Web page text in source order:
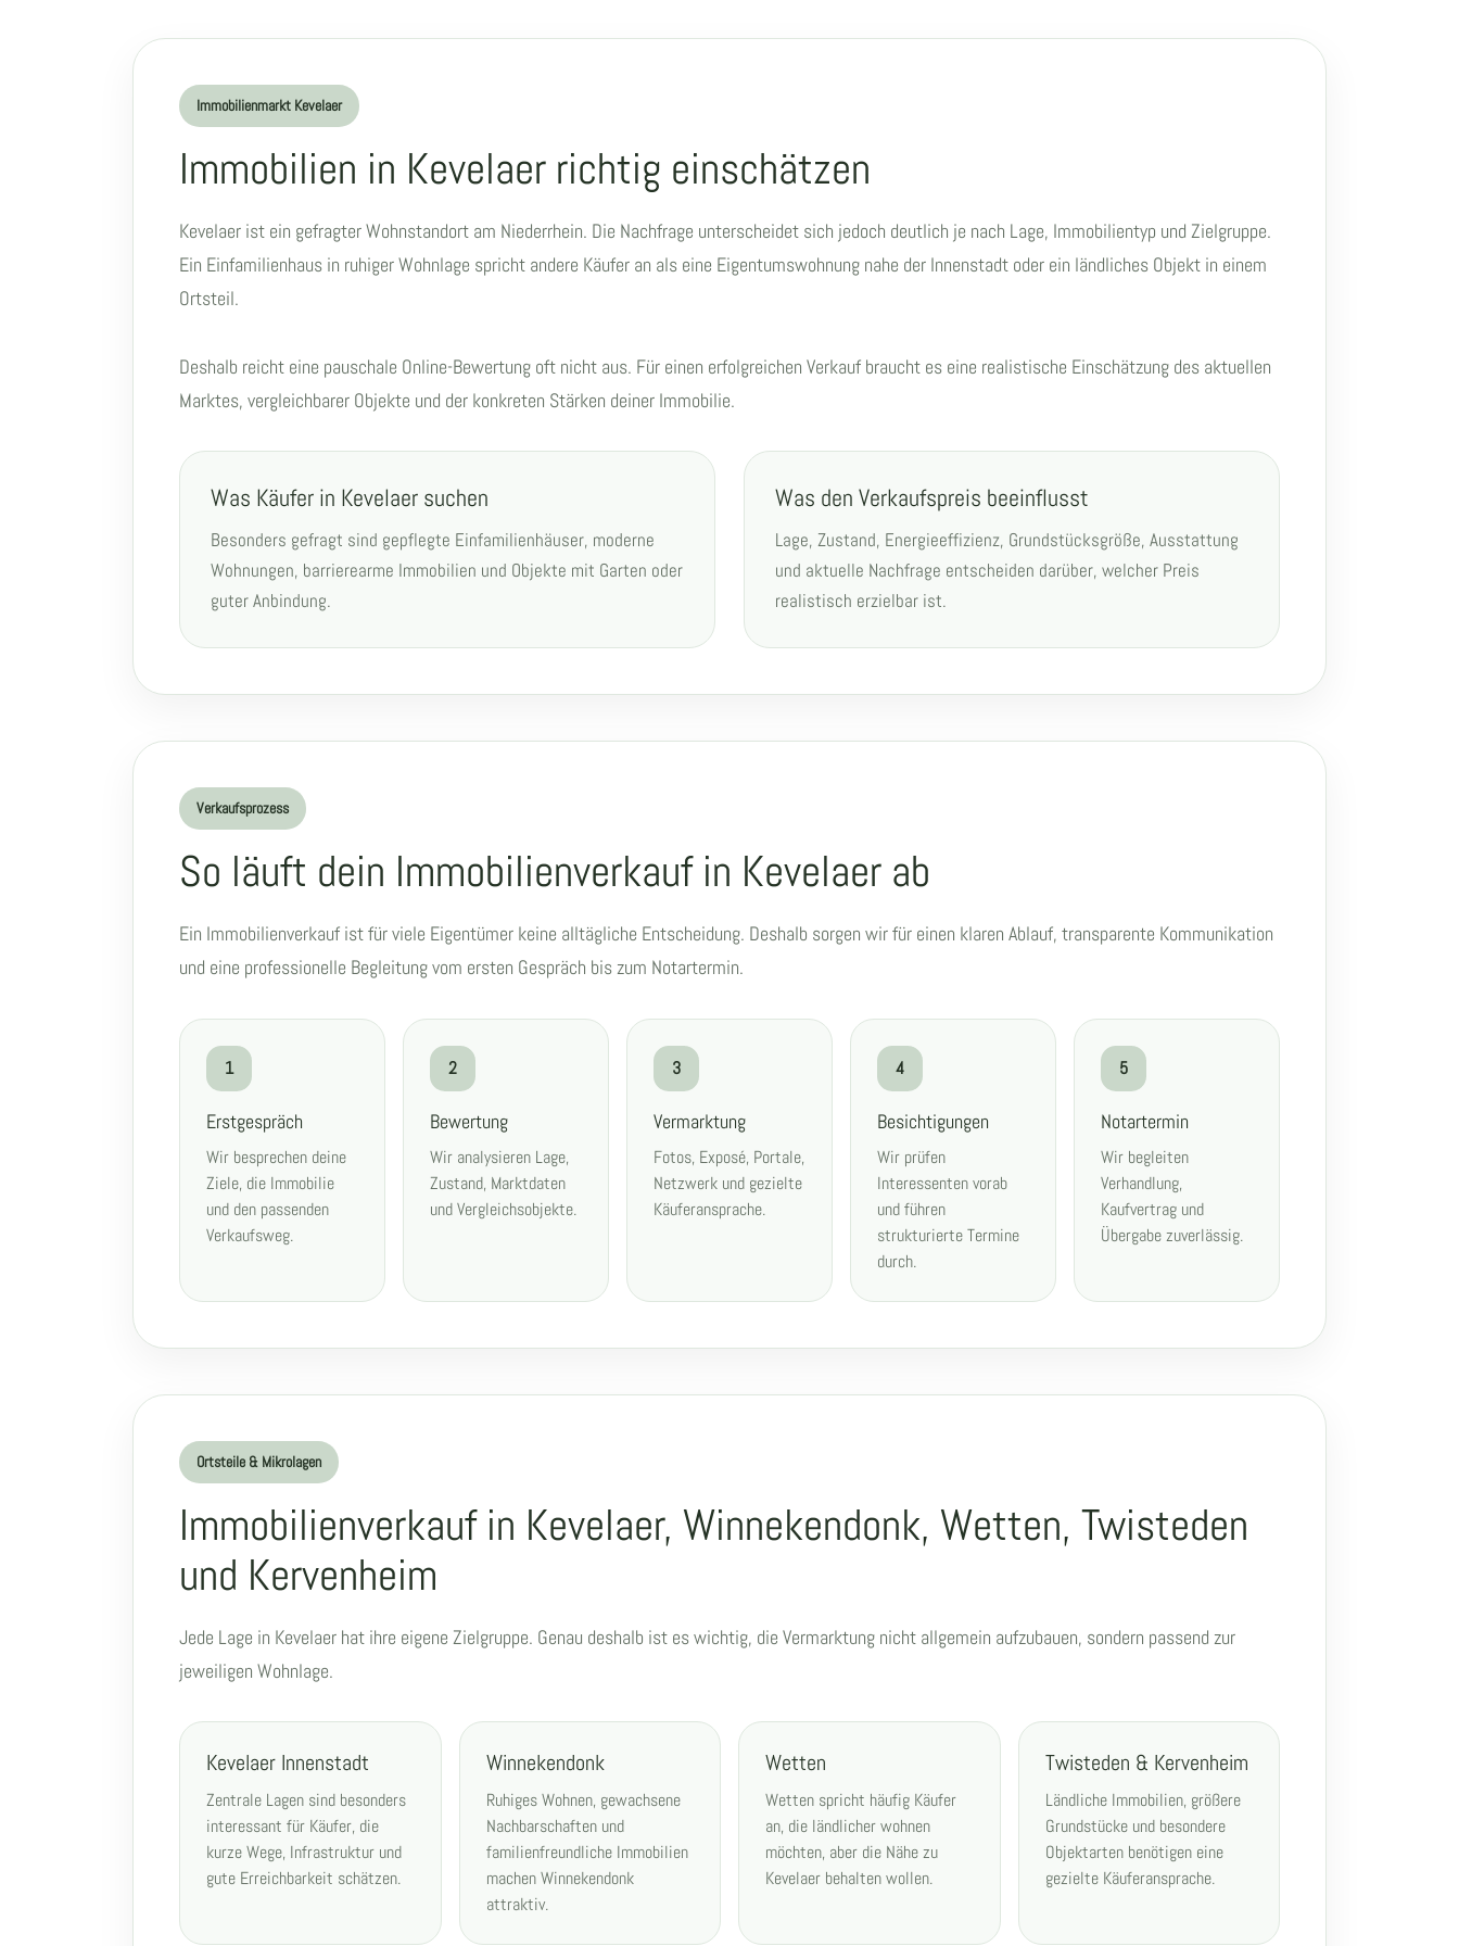
Immobilienmarkt Kevelaer
Immobilien in Kevelaer richtig einschätzen
Kevelaer ist ein gefragter Wohnstandort am Niederrhein. Die Nachfrage unterscheidet sich jedoch deutlich je nach Lage, Immobilientyp und Zielgruppe.
Ein Einfamilienhaus in ruhiger Wohnlage spricht andere Käufer an als eine Eigentumswohnung nahe der Innenstadt oder ein ländliches Objekt in einem
Ortsteil.
Deshalb reicht eine pauschale Online-Bewertung oft nicht aus. Für einen erfolgreichen Verkauf braucht es eine realistische Einschätzung des aktuellen
Marktes, vergleichbarer Objekte und der konkreten Stärken deiner Immobilie.
Was Käufer in Kevelaer suchen
Besonders gefragt sind gepflegte Einfamilienhäuser, moderne
Wohnungen, barrierearme Immobilien und Objekte mit Garten oder
guter Anbindung.
Was den Verkaufspreis beeinflusst
Lage, Zustand, Energieeffizienz, Grundstücksgröße, Ausstattung
und aktuelle Nachfrage entscheiden darüber, welcher Preis
realistisch erzielbar ist.
Verkaufsprozess
So läuft dein Immobilienverkauf in Kevelaer ab
Ein Immobilienverkauf ist für viele Eigentümer keine alltägliche Entscheidung. Deshalb sorgen wir für einen klaren Ablauf, transparente Kommunikation
und eine professionelle Begleitung vom ersten Gespräch bis zum Notartermin.
1
Erstgespräch
Wir besprechen deine
Ziele, die Immobilie
und den passenden
Verkaufsweg.
2
Bewertung
Wir analysieren Lage,
Zustand, Marktdaten
und Vergleichsobjekte.
3
Vermarktung
Fotos, Exposé, Portale,
Netzwerk und gezielte
Käuferansprache.
4
Besichtigungen
Wir prüfen
Interessenten vorab
und führen
strukturierte Termine
durch.
5
Notartermin
Wir begleiten
Verhandlung,
Kaufvertrag und
Übergabe zuverlässig.
Ortsteile & Mikrolagen
Immobilienverkauf in Kevelaer, Winnekendonk, Wetten, Twisteden
und Kervenheim
Jede Lage in Kevelaer hat ihre eigene Zielgruppe. Genau deshalb ist es wichtig, die Vermarktung nicht allgemein aufzubauen, sondern passend zur
jeweiligen Wohnlage.
Kevelaer Innenstadt
Zentrale Lagen sind besonders
interessant für Käufer, die
kurze Wege, Infrastruktur und
gute Erreichbarkeit schätzen.
Winnekendonk
Ruhiges Wohnen, gewachsene
Nachbarschaften und
familienfreundliche Immobilien
machen Winnekendonk
attraktiv.
Wetten
Wetten spricht häufig Käufer
an, die ländlicher wohnen
möchten, aber die Nähe zu
Kevelaer behalten wollen.
Twisteden & Kervenheim
Ländliche Immobilien, größere
Grundstücke und besondere
Objektarten benötigen eine
gezielte Käuferansprache.